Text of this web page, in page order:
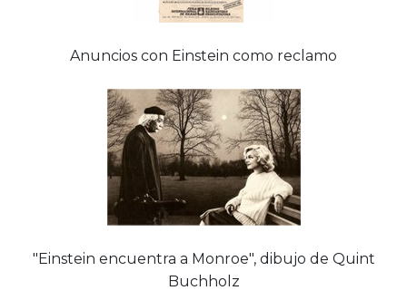
Anuncios con Einstein como reclamo
"Einstein encuentra a Monroe", dibujo de Quint
Buchholz